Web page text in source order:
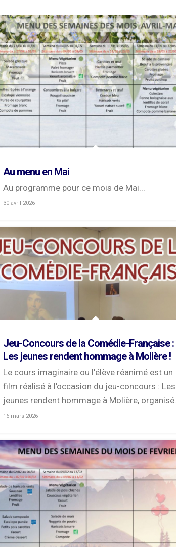
Au menu en Mai
Au programme pour ce mois de Mai...
30 avril 2026
Jeu-Concours de la Comédie-Française :
Les jeunes rendent hommage à Molière !
Le cours imaginaire ou l'élève réanimé est un
film réalisé à l'occasion du jeu-concours : Les
jeunes rendent hommage à Molière, organisé
par...
16 mars 2026